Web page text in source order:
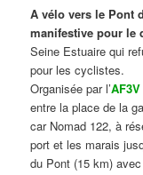
A vélo vers le Pont
manifestive pour le
Seine Estuaire qui
pour les cyclistes.
Organisée par l’AF3V
entre la place de la
car Nomad 122, à
port et les marais
du Pont (15 km)